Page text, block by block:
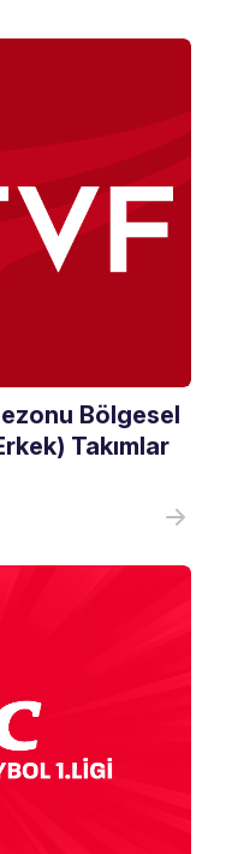
Bölgesel
Takımlar